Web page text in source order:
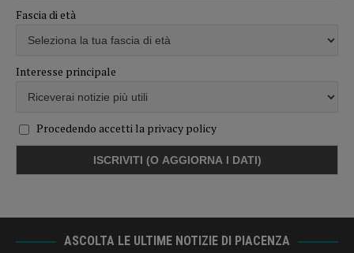
Fascia di età
Interesse principale
Procedendo accetti la privacy policy
ASCOLTA LE ULTIME NOTIZIE DI PIACENZA